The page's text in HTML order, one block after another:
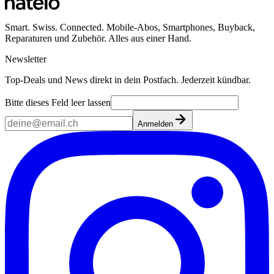
Smart. Swiss. Connected. Mobile-Abos, Smartphones, Buyback,
Reparaturen und Zubehör. Alles aus einer Hand.
Newsletter
Top-Deals und News direkt in dein Postfach. Jederzeit kündbar.
Bitte dieses Feld leer lassen
Anmelden